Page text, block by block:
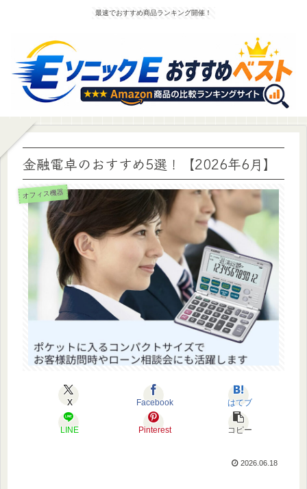
最速でおすすめ商品ランキング開催！
金融電卓のおすすめ5選！【2026年6月】
オフィス機器
X Facebook はてブ
LINE Pinterest コピー
2026.06.18